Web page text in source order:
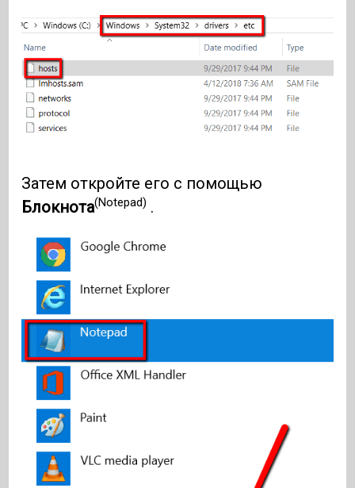
Затем откройте его с помощью
Блокнота(Notepad) .